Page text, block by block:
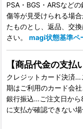
PSA・BGS・ARSなど
傷等が見受けられる場
たものとし、返品、交
さい。 magi状態基準ペ
【商品代金の支払
クレジットカード決済
期はご利用のカード会社
銀行振込…ご注文日から
に支払が確認できない